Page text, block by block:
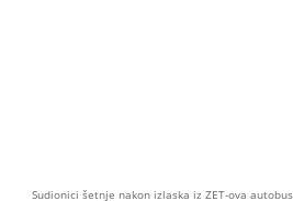
Sudionici šetnje nakon izlaska iz ZET-ova